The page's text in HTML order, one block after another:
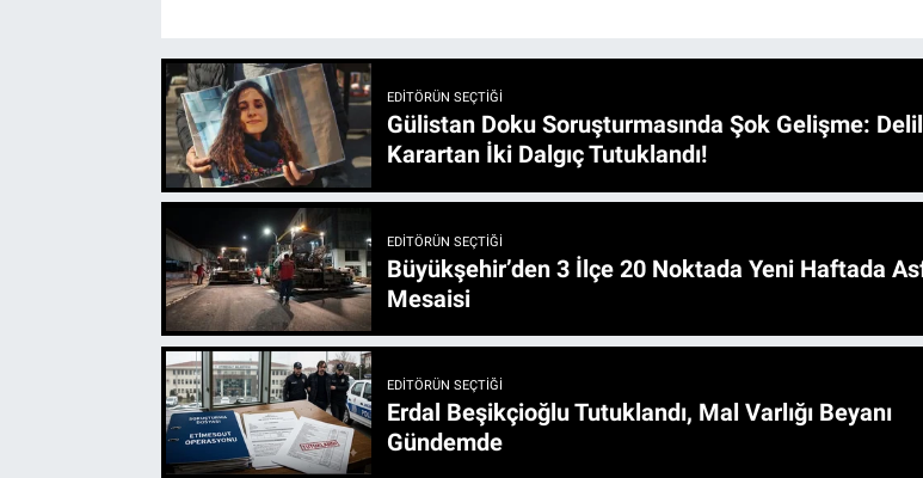
EDITÖRÜN SEÇTIĞI
Gülistan Doku Soruşturmasında Şok Gelişme: Delil
Karartan İki Dalgıç Tutuklandı!
EDITÖRÜN SEÇTIĞI
Büyükşehir’den 3 İlçe 20 Noktada Yeni Haftada Asfalt
Mesaisi
EDITÖRÜN SEÇTIĞI
Erdal Beşikçioğlu Tutuklandı, Mal Varlığı Beyanı
Gündemde